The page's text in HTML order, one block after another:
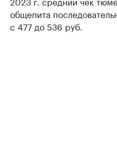
общепита
с 477 до 536 руб.